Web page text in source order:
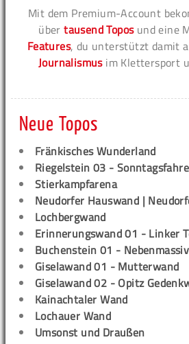
Mit dem Premium-Account
übertausend Toposund eine
Features, du unterstützt damit
Journalismusim Klettersport
Neue Topos
Fränkisches Wunderland
Riegelstein 03 -
Stierkampfarena
Neudorfer Hauswand |
Lochbergwand
Erinnerungswand 01 - Linker
Buchenstein 01 -
Giselawand 01 - Mutterwand
Giselawand 02 - Opitz
Kainachtaler Wand
Lochauer Wand
Umsonst und Draußen